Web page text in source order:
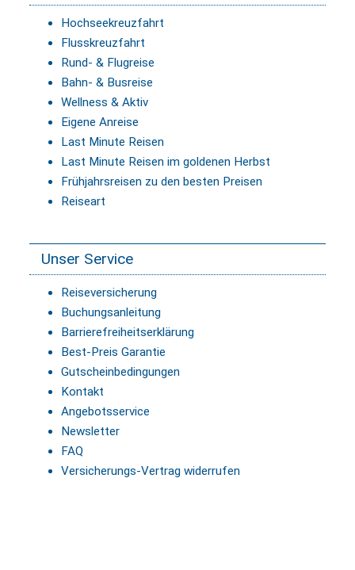
Hochseekreuzfahrt
Flusskreuzfahrt
Rund- & Flugreise
Bahn- & Busreise
Wellness & Aktiv
Eigene Anreise
Last Minute Reisen
Last Minute Reisen im goldenen Herbst
Frühjahrsreisen zu den besten Preisen
Reiseart
Unser Service
Reiseversicherung
Buchungsanleitung
Barrierefreiheitserklärung
Best-Preis Garantie
Gutscheinbedingungen
Kontakt
Angebotsservice
Newsletter
FAQ
Versicherungs-Vertrag widerrufen